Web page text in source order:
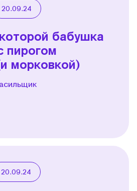
20.09.24
бабушка
пирогом
морковкой)
20.09.24